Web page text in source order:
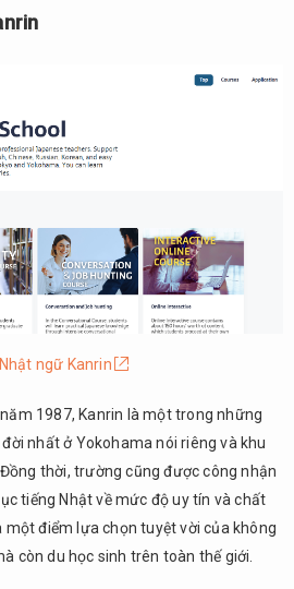
ngữ Kanrin
1987, Kanrin là một trong những
nhất ở Yokohama nói riêng và khu
thời, trường cũng được công nhận
tiếng Nhật về mức độ uy tín và chất
một điểm lựa chọn tuyệt vời của không
còn du học sinh trên toàn thế giới.